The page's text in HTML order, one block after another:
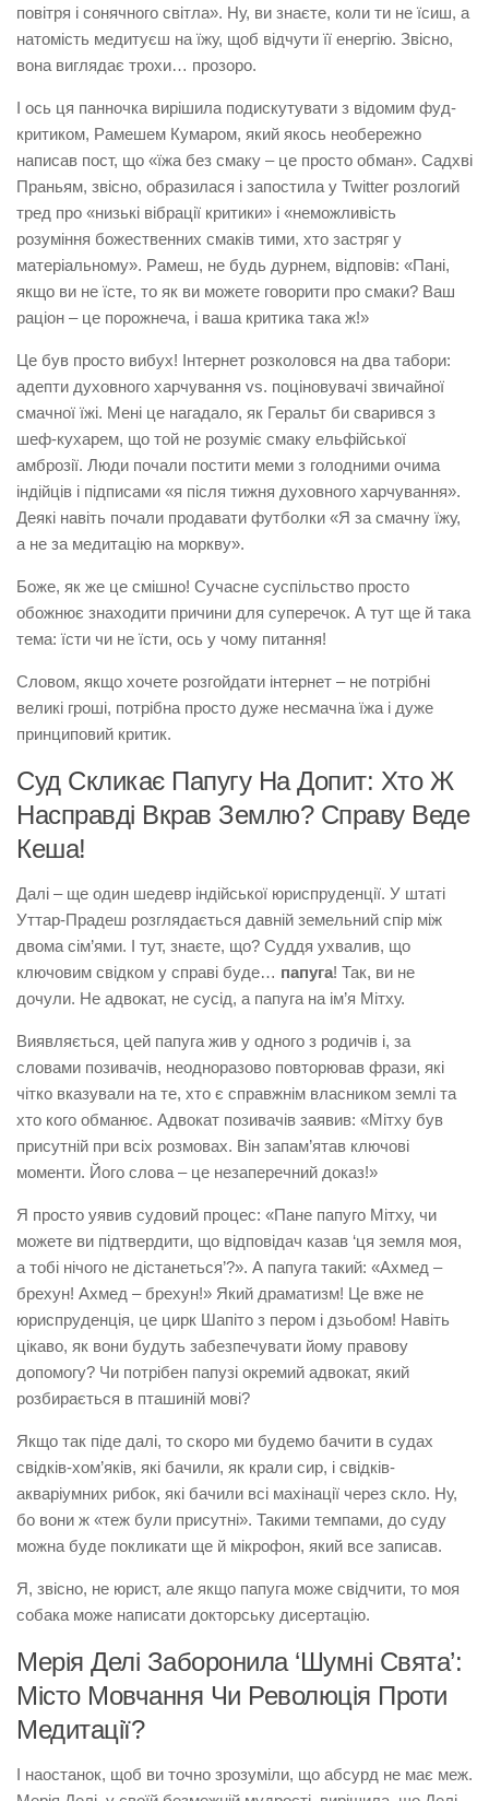
повітря і сонячного світла». Ну, ви знаєте, коли ти не їсиш, а
натомість медитуєш на їжу, щоб відчути її енергію. Звісно,
вона виглядає трохи… прозоро.
І ось ця панночка вирішила подискутувати з відомим фуд-
критиком, Рамешем Кумаром, який якось необережно
написав пост, що «їжа без смаку – це просто обман». Садхві
Праньям, звісно, образилася і запостила у Twitter розлогий
тред про «низькі вібрації критики» і «неможливість
розуміння божественних смаків тими, хто застряг у
матеріальному». Рамеш, не будь дурнем, відповів: «Пані,
якщо ви не їсте, то як ви можете говорити про смаки? Ваш
раціон – це порожнеча, і ваша критика така ж!»
Це був просто вибух! Інтернет розколовся на два табори:
адепти духовного харчування vs. поціновувачі звичайної
смачної їжі. Мені це нагадало, як Геральт би сварився з
шеф-кухарем, що той не розуміє смаку ельфійської
амброзії. Люди почали постити меми з голодними очима
індійців і підписами «я після тижня духовного харчування».
Деякі навіть почали продавати футболки «Я за смачну їжу,
а не за медитацію на моркву».
Боже, як же це смішно! Сучасне суспільство просто
обожнює знаходити причини для суперечок. А тут ще й така
тема: їсти чи не їсти, ось у чому питання!
Словом, якщо хочете розгойдати інтернет – не потрібні
великі гроші, потрібна просто дуже несмачна їжа і дуже
принциповий критик.
Суд Скликає Папугу На Допит: Хто Ж
Насправді Вкрав Землю? Справу Веде
Кеша!
Далі – ще один шедевр індійської юриспруденції. У штаті
Уттар-Прадеш розглядається давній земельний спір між
двома сім’ями. І тут, знаєте, що? Суддя ухвалив, що
ключовим свідком у справі буде… папуга! Так, ви не
дочули. Не адвокат, не сусід, а папуга на ім’я Мітху.
Виявляється, цей папуга жив у одного з родичів і, за
словами позивачів, неодноразово повторював фрази, які
чітко вказували на те, хто є справжнім власником землі та
хто кого обманює. Адвокат позивачів заявив: «Мітху був
присутній при всіх розмовах. Він запам’ятав ключові
моменти. Його слова – це незаперечний доказ!»
Я просто уявив судовий процес: «Пане папуго Мітху, чи
можете ви підтвердити, що відповідач казав ‘ця земля моя,
а тобі нічого не дістанеться’?». А папуга такий: «Ахмед –
брехун! Ахмед – брехун!» Який драматизм! Це вже не
юриспруденція, це цирк Шапіто з пером і дзьобом! Навіть
цікаво, як вони будуть забезпечувати йому правову
допомогу? Чи потрібен папузі окремий адвокат, який
розбирається в пташиній мові?
Якщо так піде далі, то скоро ми будемо бачити в судах
свідків-хом’яків, які бачили, як крали сир, і свідків-
акваріумних рибок, які бачили всі махінації через скло. Ну,
бо вони ж «теж були присутні». Такими темпами, до суду
можна буде покликати ще й мікрофон, який все записав.
Я, звісно, не юрист, але якщо папуга може свідчити, то моя
собака може написати докторську дисертацію.
Мерія Делі Заборонила ‘Шумні Свята’:
Місто Мовчання Чи Революція Проти
Медитації?
І наостанок, щоб ви точно зрозуміли, що абсурд не має меж.